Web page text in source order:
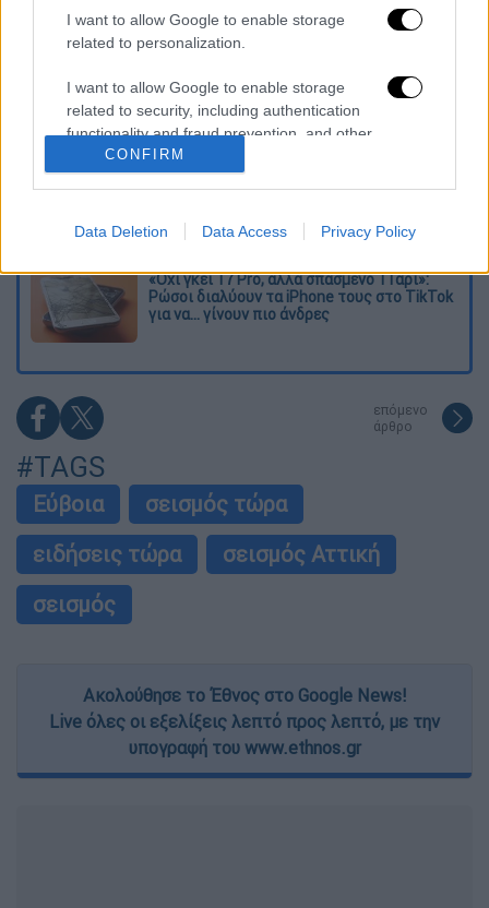
I want to allow Google to enable storage
related to personalization.
I want to allow Google to enable storage
related to security, including authentication
functionality and fraud prevention, and other
user protection.
CONFIRM
Data Deletion Data Access Privacy Policy
Εκτελέσεις, συλλήψεις και νέοι
περιορισμοί: Το Ιράν σκληραίνει τη γραμμή
στο εσωτερικό εν μέσω πολέμου
Η πρώτη δήλωση της οικογένειας της
38χρονης Βρετανίδας που δολοφονήθηκε
στην Κυψέλη
Ντύθηκε «Χάρος», ανέβηκε στην οροφή
ασθενείς
«Όχι γκέι 17 Pro, αλλά σπασμένο 11άρι»:
Ρώσοι διαλύουν τα iPhone τους στο TikTok
για να... γίνουν πιο άνδρες
επόμενο
άρθρο
#TAGS
Εύβοια
σεισμός τώρα
ειδήσεις τώρα
σεισμός Αττική
σεισμός
Ακολούθησε το Έθνος στο Google News!
Live όλες οι εξελίξεις λεπτό προς λεπτό, με την
υπογραφή του www.ethnos.gr